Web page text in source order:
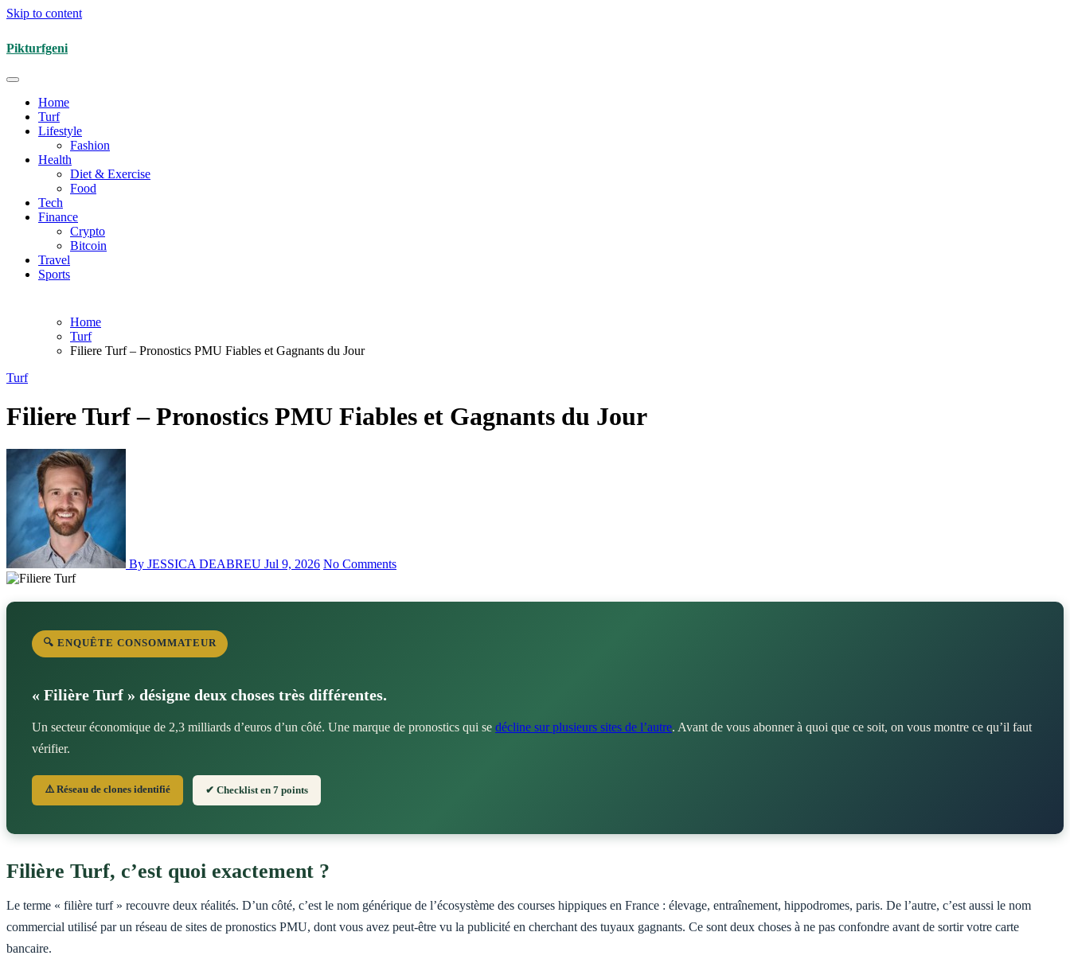
Skip to content
Pikturfgeni
Home
Turf
Lifestyle
Fashion
Health
Diet & Exercise
Food
Tech
Finance
Crypto
Bitcoin
Travel
Sports
Home
Turf
Filiere Turf – Pronostics PMU Fiables et Gagnants du Jour
Turf
Filiere Turf – Pronostics PMU Fiables et Gagnants du Jour
By JESSICA DEABREU Jul 9, 2026 No Comments
🔍 ENQUÊTE CONSOMMATEUR
« Filière Turf » désigne deux choses très différentes.
Un secteur économique de 2,3 milliards d’euros d’un côté. Une marque de pronostics qui se décline sur plusieurs sites de l’autre. Avant de vous abonner à quoi que ce soit, on vous montre ce qu’il faut
vérifier.
⚠️ Réseau de clones identifié ✔ Checklist en 7 points
Filière Turf, c’est quoi exactement ?
Le terme « filière turf » recouvre deux réalités. D’un côté, c’est le nom générique de l’écosystème des courses hippiques en France : élevage, entraînement, hippodromes, paris. De l’autre, c’est aussi le nom
commercial utilisé par un réseau de sites de pronostics PMU, dont vous avez peut-être vu la publicité en cherchant des tuyaux gagnants. Ce sont deux choses à ne pas confondre avant de sortir votre carte
bancaire.